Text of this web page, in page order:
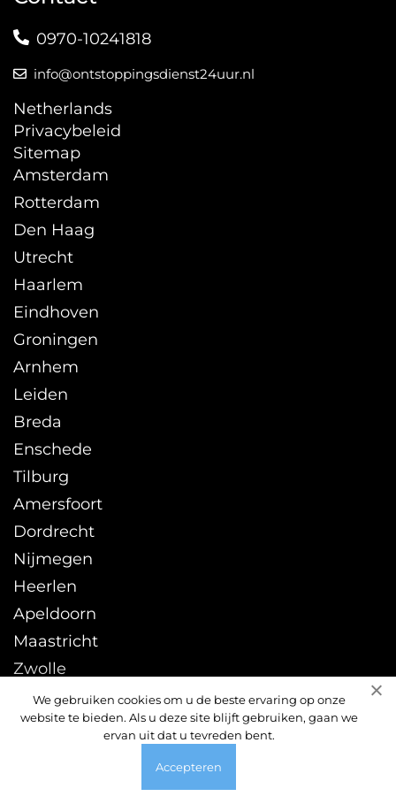
We gebruiken cookies om u de beste ervaring op onze
website te bieden. Als u deze site blijft gebruiken, gaan we
ervan uit dat u tevreden bent.
Accepteren
0970-10241818
info@ontstoppingsdienst24uur.nl
Netherlands
Privacybeleid
Sitemap
Amsterdam
Rotterdam
Den Haag
Utrecht
Haarlem
Eindhoven
Groningen
Arnhem
Leiden
Breda
Enschede
Tilburg
Amersfoort
Dordrecht
Nijmegen
Heerlen
Apeldoorn
Maastricht
Zwolle
Leeuwarden
Sittard
© 2026 ontstoppingsdienst24uur.nl